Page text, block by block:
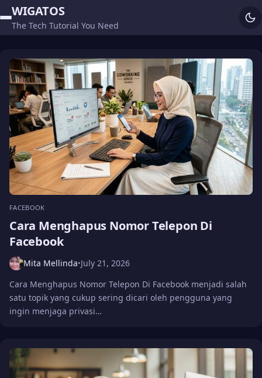
WIGATOS
The Tech Tutorial You Need
FACEBOOK
Cara Menghapus Nomor Telepon Di
Facebook
Mita Mellinda•July 21, 2026
Cara Menghapus Nomor Telepon Di Facebook menjadi salah
satu topik yang cukup sering dicari oleh pengguna yang
ingin menjaga privasi…